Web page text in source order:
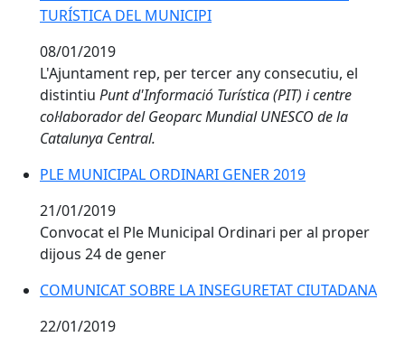
TURÍSTICA DEL MUNICIPI
08/01/2019
L'Ajuntament rep, per tercer any consecutiu, el
distintiu Punt d'Informació Turística (PIT) i centre
col·laborador del Geoparc Mundial UNESCO de la
Catalunya Central.
PLE MUNICIPAL ORDINARI GENER 2019
PLE MUNICIPAL ORDINARI GENER 2019
21/01/2019
Convocat el Ple Municipal Ordinari per al proper
dijous 24 de gener
COMUNICAT SOBRE LA INSEGURETAT CIUTADANA
22/01/2019